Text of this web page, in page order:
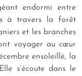
endormi entre
à travers la forêt
et les branches
voyager au cœur
ensoleillé, la
s’écoute dans le